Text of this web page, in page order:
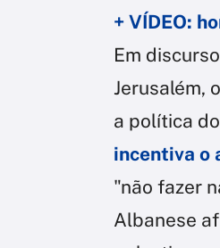
+ VÍDEO:
Em
Jerusalém,
a política
incentiva o
"não fazer
Albanese